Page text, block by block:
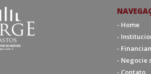
- Home
-
-
- Negocie
- Contato